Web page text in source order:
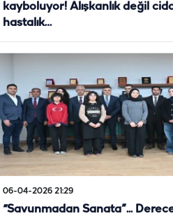
kayboluyor! Alışkanlık değil
hastalık…
06-04-2026 21:29
“Savunmadan Sanata”...